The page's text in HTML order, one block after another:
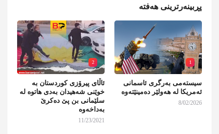
پڕبینەرترینی هەفتە
1
سیستەمی بەرگری ئاسمانی
ئەمریکا لە هەولێر دەمینێتەوە
8/02/2026
2
ئاڵای پیرۆزی کوردستان بە
خوێنی شەهیدان بەدی هاتوە لە
سلێمانی بن پێ دەکرێ
بەداخەوە
11/23/2021